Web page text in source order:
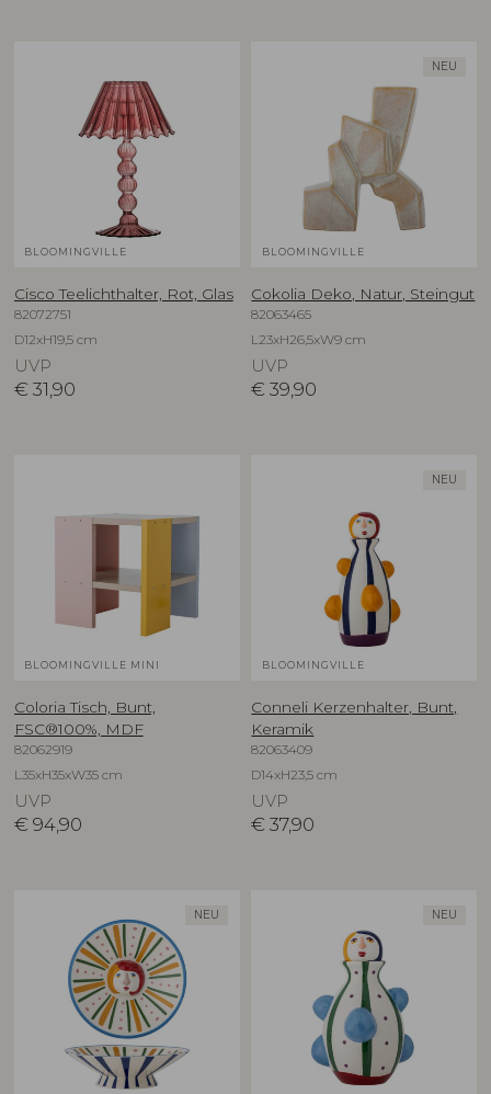
BLOOMINGVILLE
Cisco Teelichthalter, Rot, Glas
82072751
D12xH19,5 cm
UVP
€ 31,90
NEU
BLOOMINGVILLE
Cokolia Deko, Natur, Steingut
82063465
L23xH26,5xW9 cm
UVP
€ 39,90
BLOOMINGVILLE MINI
Coloria Tisch, Bunt,
FSC®100%, MDF
82062919
L35xH35xW35 cm
UVP
€ 94,90
NEU
BLOOMINGVILLE
Conneli Kerzenhalter, Bunt,
Keramik
82063409
D14xH23,5 cm
UVP
€ 37,90
NEU NEU